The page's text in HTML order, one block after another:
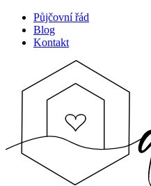
Půjčovní řád
Blog
Kontakt